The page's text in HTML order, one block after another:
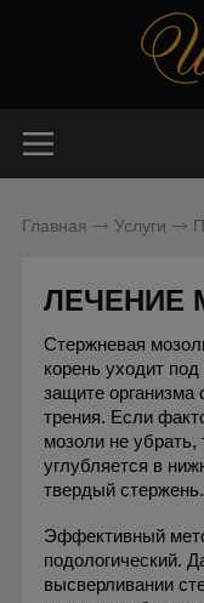
Главная Услуги
ЛЕЧЕНИЕ
Стержневая
корень уходит
защите организма
трения. Если
мозоли не убрать,
углубляется в
твердый стержень.
Эффективный
подологический.
высверливании